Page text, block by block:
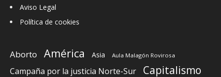
Aviso Legal
Política de cookies
Aborto América Asia Aula Malagón Rovirosa
Campaña por la justicia Norte-Sur Capitalismo